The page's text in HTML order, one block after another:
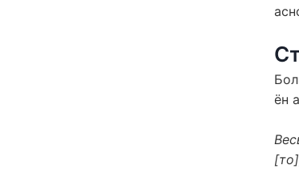
ён